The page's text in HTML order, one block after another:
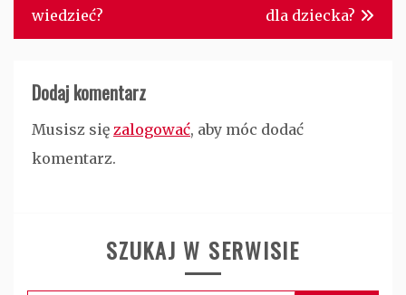
wiedzieć?
dla dziecka?
Dodaj komentarz
Musisz się zalogować, aby móc dodać
komentarz.
SZUKAJ W SERWISIE